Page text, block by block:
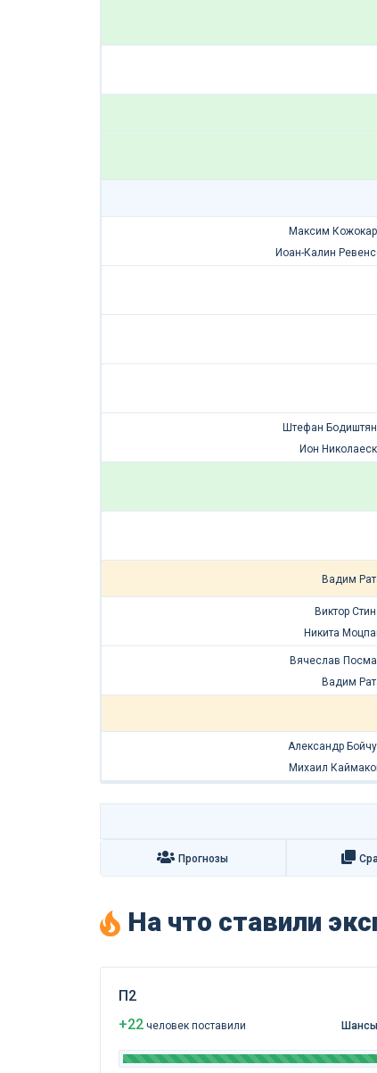
Максим
Иоан-Калин
Штефан
Ион
Вадим
Виктор
Никита
Вячеслав
Вадим
Александр
Михаил
Прогнозы
На что ставили
П2
+22 человек поставили Шансы